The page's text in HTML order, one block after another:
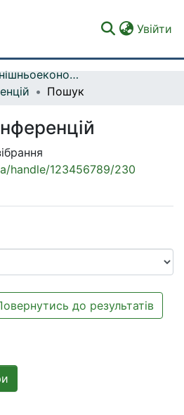
Увійти
Відділ зовнішньоекономічної та інвестиційної діяльності, роботи з іноземними студентами
Пошук
handle/123456789/230
до результатів